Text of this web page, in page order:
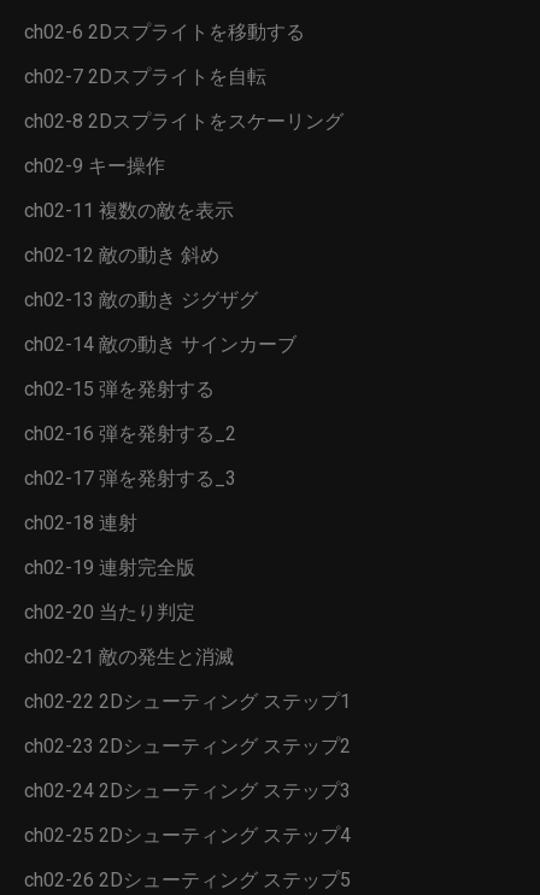
ch02-6 2Dスプライトを移動する
ch02-7 2Dスプライトを自転
ch02-8 2Dスプライトをスケーリング
ch02-9 キー操作
ch02-11 複数の敵を表示
ch02-12 敵の動き 斜め
ch02-13 敵の動き ジグザグ
ch02-14 敵の動き サインカーブ
ch02-15 弾を発射する
ch02-16 弾を発射する_2
ch02-17 弾を発射する_3
ch02-18 連射
ch02-19 連射完全版
ch02-20 当たり判定
ch02-21 敵の発生と消滅
ch02-22 2Dシューティング ステップ1
ch02-23 2Dシューティング ステップ2
ch02-24 2Dシューティング ステップ3
ch02-25 2Dシューティング ステップ4
ch02-26 2Dシューティング ステップ5